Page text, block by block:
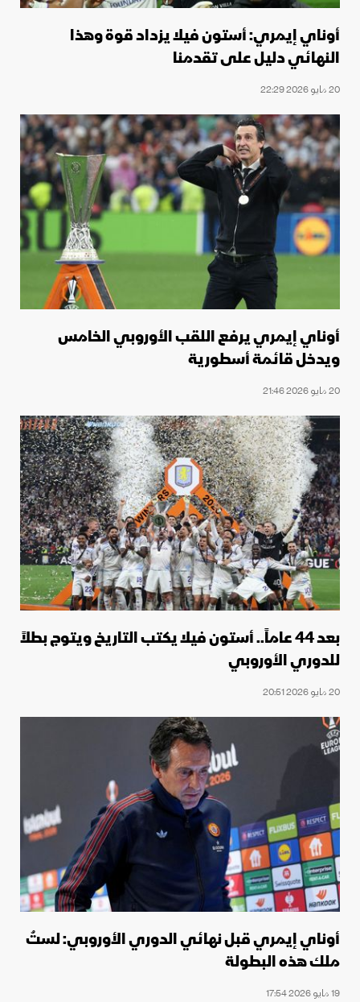
أوناي إيمري: أستون فيلا يزداد قوة وهذا
النهائي دليل على تقدمنا
20 مايو 2026 22:29
أوناي إيمري يرفع اللقب الأوروبي الخامس
ويدخل قائمة أسطورية
20 مايو 2026 21:46
بعد 44 عاماً.. أستون فيلا يكتب التاريخ ويتوج بطلاً
للدوري الأوروبي
20 مايو 2026 20:51
أوناي إيمري قبل نهائي الدوري الأوروبي: لستُ
ملك هذه البطولة
19 مايو 2026 17:54